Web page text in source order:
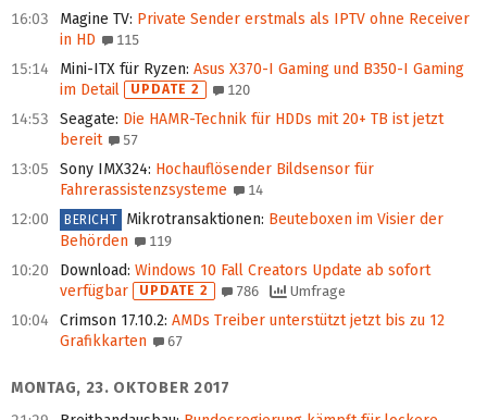
16:03 Magine TV: Private Sender erstmals als IPTV ohne Receiver
in HD
115
15:14 Mini-ITX für Ryzen: Asus X370-I Gaming und B350-I Gaming
im Detail
UPDATE 2 120
14:53 Seagate: Die HAMR-Technik für HDDs mit 20+ TB ist jetzt
bereit
57
13:05 Sony IMX324: Hochauflösender Bildsensor für
Fahrerassistenzsysteme
14
12:00 BERICHT Mikrotransaktionen: Beuteboxen im Visier der
Behörden
119
10:20 Download: Windows 10 Fall Creators Update ab sofort
verfügbar
UPDATE 2 786 Umfrage
10:04 Crimson 17.10.2: AMDs Treiber unterstützt jetzt bis zu 12
Grafikkarten
67
MONTAG, 23. OKTOBER 2017